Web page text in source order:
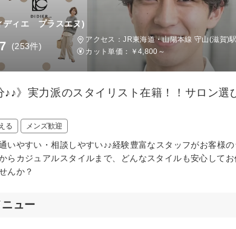
ディエ プラスエヌ)
(253件)
アクセス：JR東海道・山陽本線 守山(滋賀)
カット単価：
￥4,800～
♪♪》実力派のスタイリスト在籍！！サロン
る メンズ歓迎
いやすい・相談しやすい♪♪経験豊富なスタッフがお客様
らカジュアルスタイルまで、どんなスタイルも安心して
んか？
ュー